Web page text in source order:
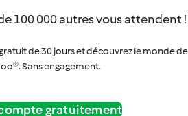
100 000 autres vous attendent !
de 30 jours et découvrez le monde de
Sans engagement.
gratuitement